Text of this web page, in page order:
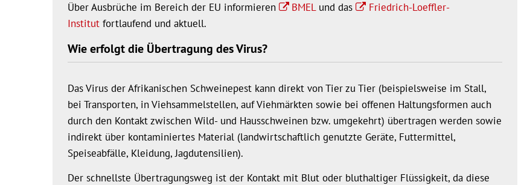
Über Ausbrüche im Bereich der EU informieren
BMELund das
Friedrich-Loeffler-
Institut fortlaufend und aktuell.
Wie erfolgt die Übertragung des Virus?
Das Virus der Afrikanischen Schweinepest kann direkt von Tier zu Tier (beispielsweise im Stall,
bei Transporten, in Viehsammelstellen, auf Viehmärkten sowie bei offenen Haltungsformen auch
durch den Kontakt zwischen Wild- und Hausschweinen bzw. umgekehrt) übertragen werden sowie
indirekt über kontaminiertes Material (landwirtschaftlich genutzte Geräte, Futtermittel,
Speiseabfälle, Kleidung, Jagdutensilien).
Der schnellste Übertragungsweg ist der Kontakt mit Blut oder bluthaltiger Flüssigkeit, da diese